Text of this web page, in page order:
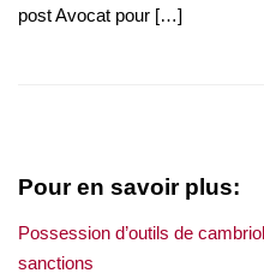
post Avocat pour […]
Pour en savoir plus:
Possession d’outils de
sanctions